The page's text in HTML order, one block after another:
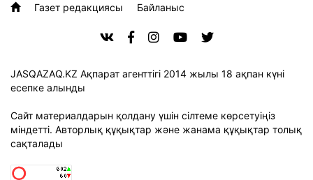
Газет редакциясы Байланыс
JASQAZAQ.KZ Ақпарат агенттігі 2014 жылы 18 ақпан күні
есепке алынды
Сайт материалдарын қолдану үшін сілтеме көрсетуіңіз
міндетті. Авторлық құқықтар және жанама құқықтар толық
сақталады